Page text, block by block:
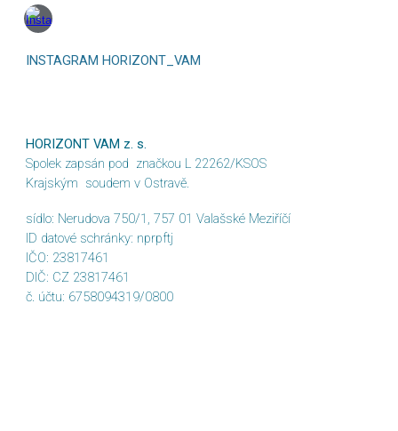
INSTAGRAM HORIZONT_VAM
HORIZONT VAM z. s.
Spolek zapsán pod značkou L 22262/KSOS
Krajským soudem v Ostravě.
sídlo: Nerudova 750/1, 757 01 Valašské Meziříčí
ID datové schránky: nprpftj
IČO: 23817461
DIČ: CZ 23817461
č. účtu: 6758094319/0800